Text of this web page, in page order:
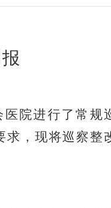
院进行了常规
求，现将巡察整